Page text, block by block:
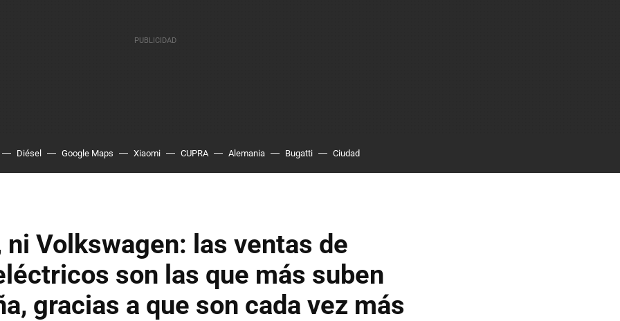
Diésel Google Maps Xiaomi CUPRA Alemania Bugatti Ciudad
ni Volkswagen: las ventas de
son las que más suben
gracias a que son cada vez más